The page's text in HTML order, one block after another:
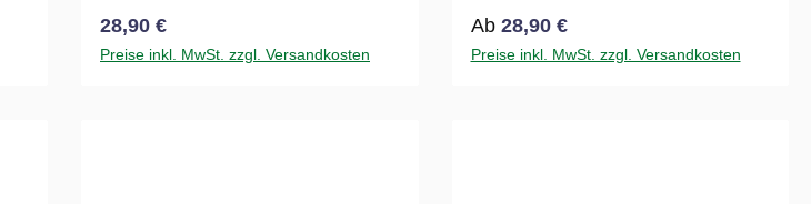
Regulärer Preis:
28,90 €
Preise inkl. MwSt. zzgl. Versandkosten
Regulärer Preis:
Ab 28,90 €
Preise inkl. MwSt. zzgl. Versandkosten